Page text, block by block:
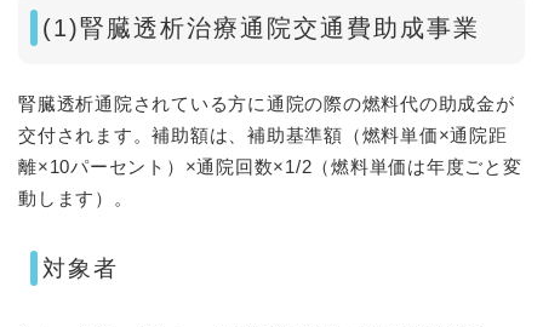
(1)腎臓透析治療通院交通費助成事業
腎臓透析通院されている方に通院の際の燃料代の助成金が
交付されます。補助額は、補助基準額（燃料単価×通院距
離×10パーセント）×通院回数×1/2（燃料単価は年度ごと変
動します）。
対象者